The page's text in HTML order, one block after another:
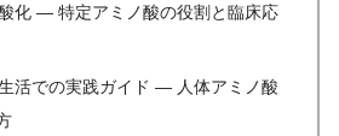
化 — 特定アミノ酸の役割と臨床応
活での実践ガイド — 人体アミノ酸